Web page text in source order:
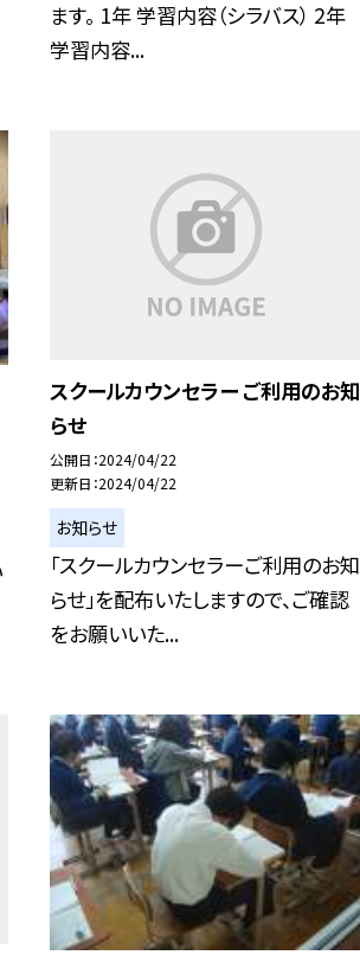
ます。 1年 学習内容（シラバス） 2年
学習内容...
スクールカウンセラー ご利用のお知
らせ
公開日 2024/04/22
更新日 2024/04/22
お知らせ
「スクールカウンセラーご利用のお知
らせ」を配布いたしますので、ご確認
をお願いいた...